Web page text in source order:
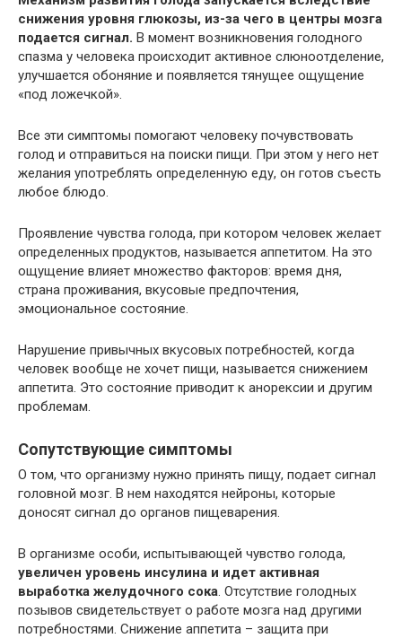
снижения уровня глюкозы, из-за чего в центры мозга
подается сигнал. В момент возникновения голодного
спазма у человека происходит активное слюноотделение,
улучшается обоняние и появляется тянущее ощущение
«под ложечкой».
Все эти симптомы помогают человеку почувствовать
голод и отправиться на поиски пищи. При этом у него нет
желания употреблять определенную еду, он готов съесть
любое блюдо.
Проявление чувства голода, при котором человек желает
определенных продуктов, называется аппетитом. На это
ощущение влияет множество факторов: время дня,
страна проживания, вкусовые предпочтения,
эмоциональное состояние.
Нарушение привычных вкусовых потребностей, когда
человек вообще не хочет пищи, называется снижением
аппетита. Это состояние приводит к анорексии и другим
проблемам.
Сопутствующие симптомы
О том, что организму нужно принять пищу, подает сигнал
головной мозг. В нем находятся нейроны, которые
доносят сигнал до органов пищеварения.
В организме особи, испытывающей чувство голода,
увеличен уровень инсулина и идет активная
выработка желудочного сока. Отсутствие голодных
позывов свидетельствует о работе мозга над другими
потребностями. Снижение аппетита – защита при